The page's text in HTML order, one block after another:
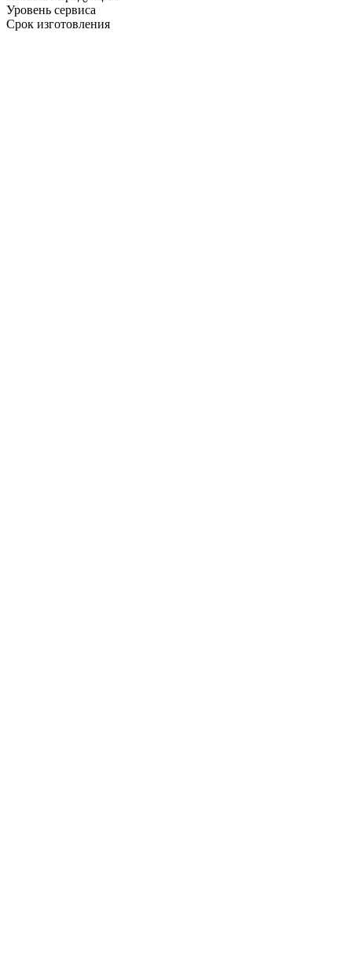
Уровень сервиса
Срок изготовления